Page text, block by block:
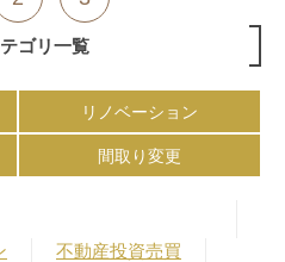
ゴリ一覧
リノベーション
間取り変更
不動産投資売買